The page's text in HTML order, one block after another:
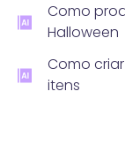
Como
Halloween
Como
itens